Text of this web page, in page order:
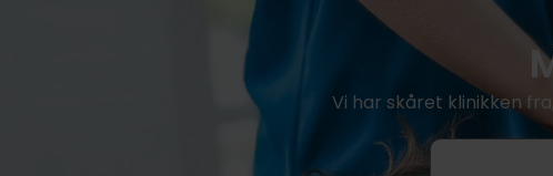
Vi har skåret klinikken